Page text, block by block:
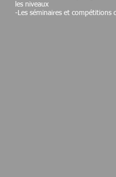
les niveaux
-Les séminaires et compétitions